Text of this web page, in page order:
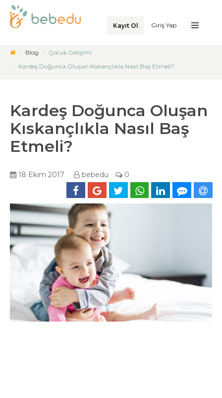
Kayıt Ol Giriş Yap
Blog
Çocuk Gelişimi
Kardeş Doğunca Oluşan Kıskançlıkla Nasıl Baş Etmeli?
Kardeş Doğunca Oluşan
Kıskançlıkla Nasıl Baş
Etmeli?
18 Ekim 2017 bebedu 0